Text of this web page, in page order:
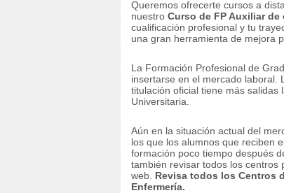
Queremos ofrecerte cursos a
nuestro Curso de FP Auxiliar de
cualificación profesional y tu
una gran herramienta de mejora
La Formación Profesional de
insertarse en el mercado laboral.
titulación oficial tiene más
Universitaria.
Aún en la situación actual del
los que los alumnos que reciben
formación poco tiempo después
también revisar todos los centros
web. Revisa todos los Centros
Enfermería.